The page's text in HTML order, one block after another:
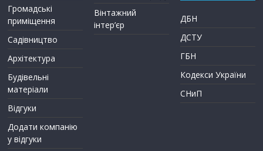
Громадські
приміщення
Садівництво
Архітектура
Будівельні
матеріали
Відгуки
Додати компанію
у відгуки
Вінтажний
інтер’єр
ДБН
ДСТУ
ГБН
Кодекси України
СНиП